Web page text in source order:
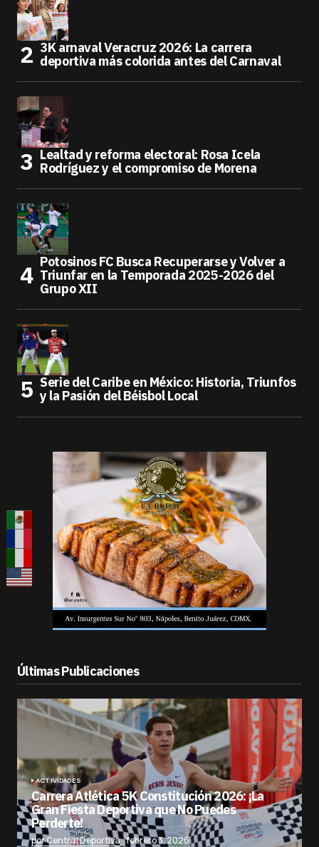
3K arnaval Veracruz 2026: La carrera
deportiva más colorida antes del Carnaval
Lealtad y reforma electoral: Rosa Icela
Rodríguez y el compromiso de Morena
Potosinos FC Busca Recuperarse y Volver a
Triunfar en la Temporada 2025-2026 del
Grupo XII
Serie del Caribe en México: Historia, Triunfos
y la Pasión del Béisbol Local
Últimas Publicaciones
ACTIVIDADES
Carrera Atlética 5K Constitución 2026: ¡La
Gran Fiesta Deportiva que No Puedes
Perderte!
por Central Deportiva febrero 3, 2026